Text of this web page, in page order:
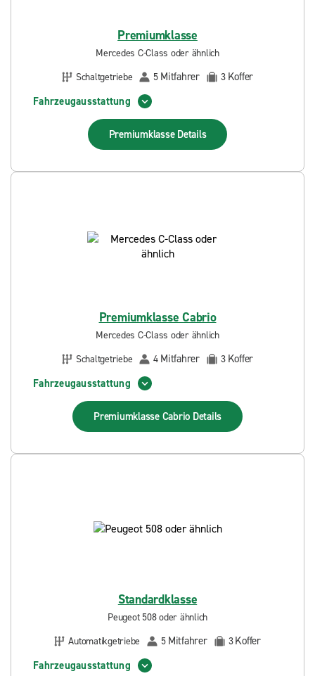
Premiumklasse
Mercedes C-Class oder ähnlich
Schaltgetriebe
5 Mitfahrer 3 Koffer
Fahrzeugausstattung
Premiumklasse Details
Premiumklasse Cabrio
Mercedes C-Class oder ähnlich
Schaltgetriebe
4 Mitfahrer 3 Koffer
Fahrzeugausstattung
Premiumklasse Cabrio Details
Standardklasse
Peugeot 508 oder ähnlich
Automatikgetriebe
5 Mitfahrer 3Koffer
Fahrzeugausstattung